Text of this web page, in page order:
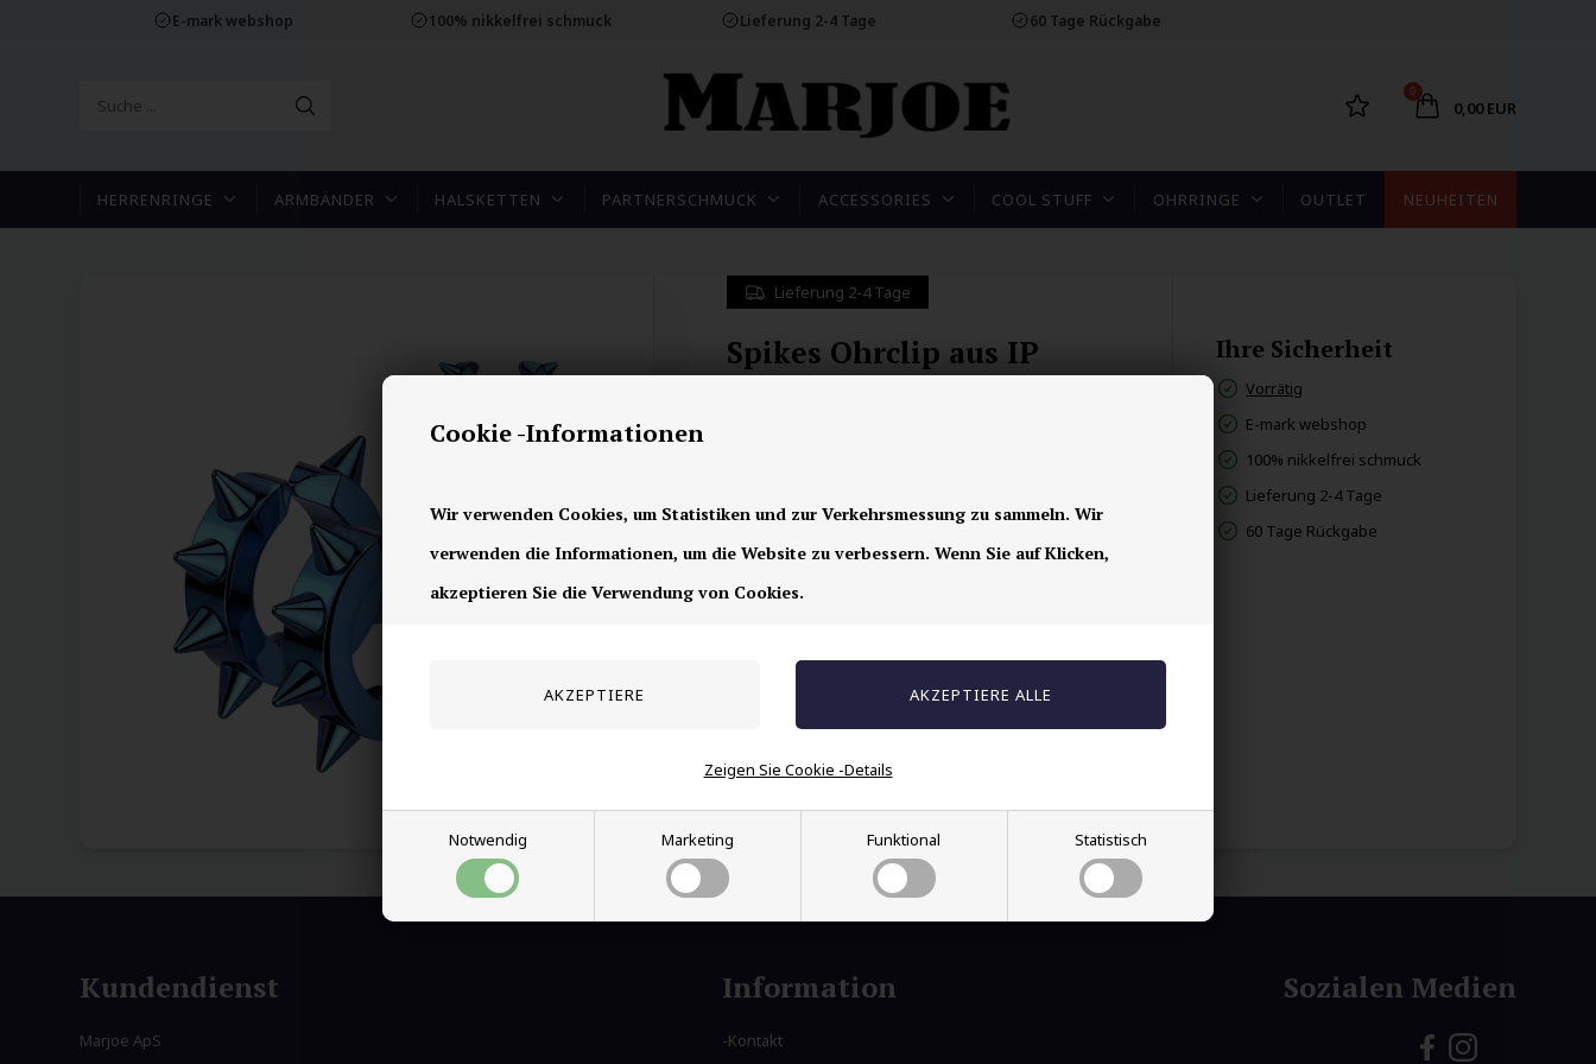
Cookie -Informationen
Wir verwenden Cookies, um Statistiken und zur Verkehrsmessung zu sammeln. Wir
verwenden die Informationen, um die Website zu verbessern. Wenn Sie auf Klicken,
akzeptieren Sie die Verwendung von Cookies.
Notwendig Marketing Funktional Statistisch
Zeigen Sie Cookie -Details
E-mark webshop 100% nikkelfrei schmuck Lieferung 2-4 Tage 60 Tage Rückgabe
0
0,00 EUR
HERRENRINGE ARMBÄNDER HALSKETTEN PARTNERSCHMUCK ACCESSORIES COOL STUFF OHRRINGE OUTLET NEUHEITEN
Lieferung 2-4 Tage
Spikes Ohrclip aus IP
Ihre Sicherheit
Vorrätig
E-mark webshop
100% nikkelfrei schmuck
Lieferung 2-4 Tage
60 Tage Rückgabe
Kundendienst
Marjoe ApS
Information
Kontakt
Sozialen Medien